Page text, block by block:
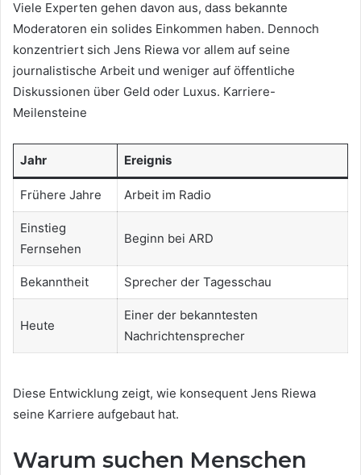
Viele Experten gehen davon aus, dass bekannte
Moderatoren ein solides Einkommen haben. Dennoch
konzentriert sich Jens Riewa vor allem auf seine
journalistische Arbeit und weniger auf öffentliche
Diskussionen über Geld oder Luxus. Karriere-
Meilensteine
Jahr Ereignis
Frühere Jahre Arbeit im Radio
Einstieg
Fernsehen
Beginn bei ARD
Bekanntheit Sprecher der Tagesschau
Heute
Einer der bekanntesten
Nachrichtensprecher
Diese Entwicklung zeigt, wie konsequent Jens Riewa
seine Karriere aufgebaut hat.
Warum suchen Menschen